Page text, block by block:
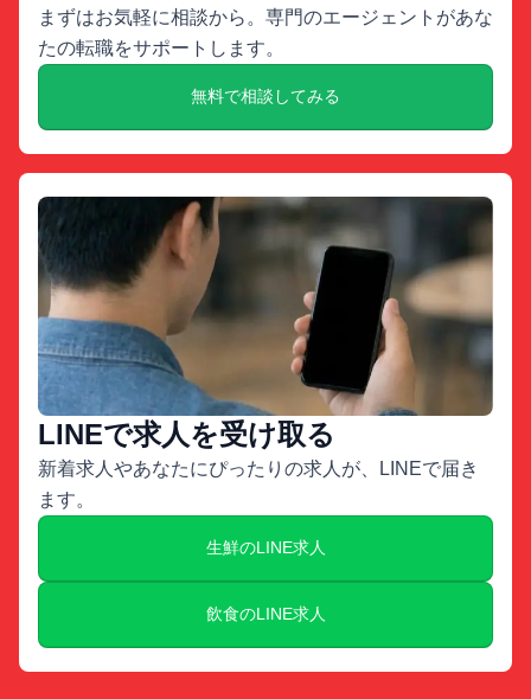
まずはお気軽に相談から。専門のエージェントがあな
たの転職をサポートします。
無料で相談してみる
LINEで求人を受け取る
新着求人やあなたにぴったりの求人が、LINEで届き
ます。
生鮮のLINE求人
飲食のLINE求人